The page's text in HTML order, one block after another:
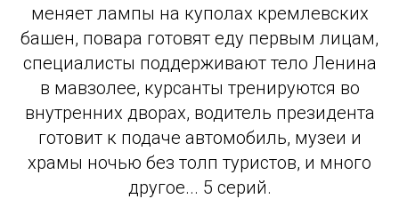
меняет лампы на куполах кремлевских
башен, повара готовят еду первым лицам,
специалисты поддерживают тело Ленина
в мавзолее, курсанты тренируются во
внутренних дворах, водитель президента
готовит к подаче автомобиль, музеи и
храмы ночью без толп туристов, и много
другое... 5 серий.